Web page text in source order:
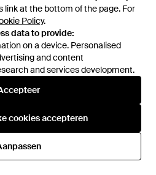
link at the bottom of the page. For
Policy.
data to provide:
on a device. Personalised
and content
and services development.
cookies accepteren
link at the bottom of the page. For
Policy.
data to provide:
on a device. Personalised
and content
and services development.
cookies accepteren
€ 98
Maje
Jinima Cargo Mini-Rok -
Naturel
Van FARFETCH
NIET MEER OP VOORRAAD